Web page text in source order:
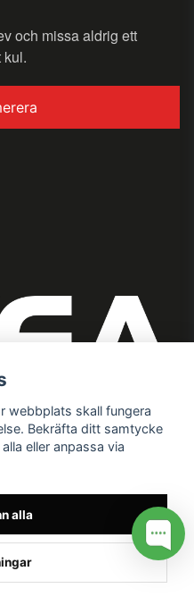
och missa aldrig ett
webbplats skall fungera
Bekräfta ditt samtycke
eller anpassa via
alla